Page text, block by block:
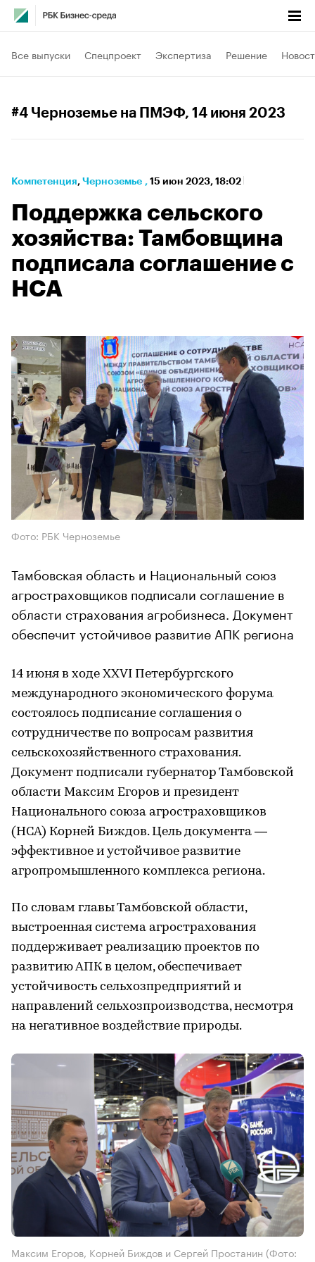
Все выпуски Спецпроект Экспертиза Решение
#4 Черноземье на ПМЭФ, 14 июня 2023
Компетенция⁠, Черноземье , 15 июн 2023, 18:02
Поддержка сельского
хозяйства: Тамбовщина
подписала соглашение с
НСА
Фото: РБК Черноземье
Тамбовская область и Национальный союз
агростраховщиков подписали соглашение в
области страхования агробизнеса. Документ
обеспечит устойчивое развитие АПК региона
14 июня в ходе XXVI Петербургского
международного экономического форума
состоялось подписание соглашения о
сотрудничестве по вопросам развития
сельскохозяйственного страхования.
Документ подписали губернатор Тамбовской
области Максим Егоров и президент
Национального союза агростраховщиков
(НСА) Корней Биждов. Цель документа ―
эффективное и устойчивое развитие
агропромышленного комплекса региона.
По словам главы Тамбовской области,
выстроенная система агрострахования
поддерживает реализацию проектов по
развитию АПК в целом, обеспечивает
устойчивость сельхозпредприятий и
направлений сельхозпроизводства, несмотря
на негативное воздействие природы.
Максим Егоров, Корней Биждов и Сергей Простанин (Фото: